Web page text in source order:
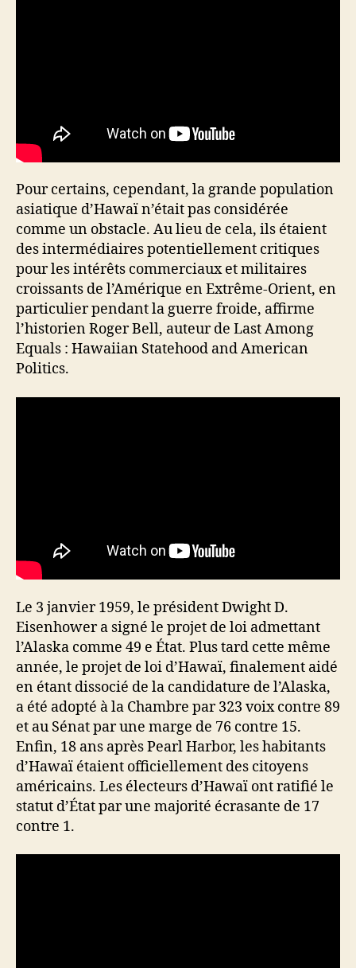
Pour certains, cependant, la grande population
asiatique d’Hawaï n’était pas considérée
comme un obstacle. Au lieu de cela, ils étaient
des intermédiaires potentiellement critiques
pour les intérêts commerciaux et militaires
croissants de l’Amérique en Extrême-Orient, en
particulier pendant la guerre froide, affirme
l’historien Roger Bell, auteur de Last Among
Equals : Hawaiian Statehood and American
Politics.
Le 3 janvier 1959, le président Dwight D.
Eisenhower a signé le projet de loi admettant
l’Alaska comme 49 e État. Plus tard cette même
année, le projet de loi d’Hawaï, finalement aidé
en étant dissocié de la candidature de l’Alaska,
a été adopté à la Chambre par 323 voix contre 89
et au Sénat par une marge de 76 contre 15.
Enfin, 18 ans après Pearl Harbor, les habitants
d’Hawaï étaient officiellement des citoyens
américains. Les électeurs d’Hawaï ont ratifié le
statut d’État par une majorité écrasante de 17
contre 1.